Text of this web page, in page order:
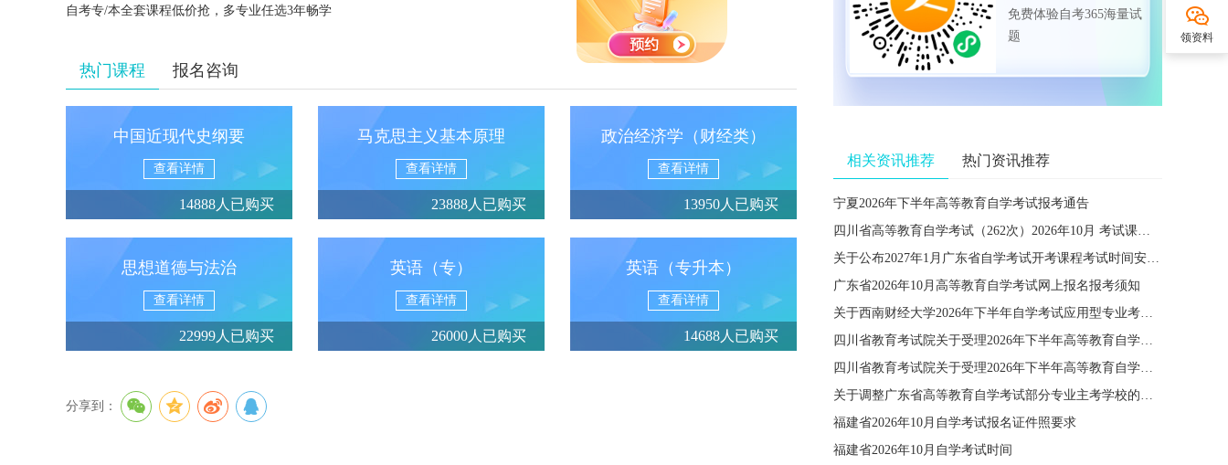
自考专/本全套课程低价抢，多专业任选3年畅学
热门课程 报名咨询
中国近现代史纲要
查看详情
14888人已购买
马克思主义基本原理
查看详情
23888人已购买
政治经济学（财经类）
查看详情
13950人已购买
思想道德与法治
查看详情
22999人已购买
英语（专）
查看详情
26000人已购买
英语（专升本）
查看详情
14688人已购买
分享到：
免费体验自考365海量试
题
相关资讯推荐 热门资讯推荐
宁夏2026年下半年高等教育自学考试报考通告
四川省高等教育自学考试（262次）2026年10月 考试课程简表
关于公布2027年1月广东省自学考试开考课程考试时间安排和使用教材的通知
广东省2026年10月高等教育自学考试网上报名报考须知
关于西南财经大学2026年下半年自学考试应用型专业考籍更改办理的通知
四川省教育考试院关于受理2026年下半年高等教育自学考试省际转考申请的通告
四川省教育考试院关于受理2026年下半年高等教育自学考试考籍更改申请的通告
关于调整广东省高等教育自学考试部分专业主考学校的通知
福建省2026年10月自学考试报名证件照要求
福建省2026年10月自学考试时间
领资料